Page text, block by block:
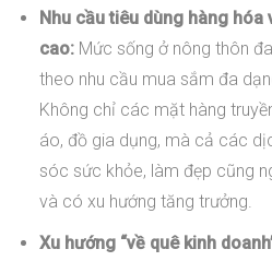
Nhu cầu tiêu dùng hàng hóa
cao:Mức sống ở nông thôn
theo nhu cầu mua sắm đa
Không chỉ các mặt hàng
áo, đồ gia dụng, mà cả các
sóc sức khỏe, làm đẹp cũng
và có xu hướng tăng trưởng.
Xu hướng “về quê kinh